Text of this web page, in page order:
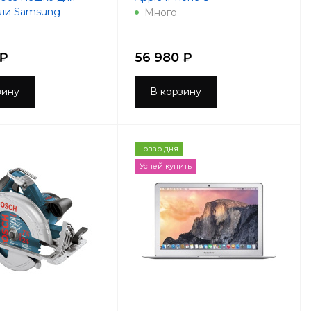
Samsung
Много
56 980 ₽
В корзину
Товар дня
Успей купить